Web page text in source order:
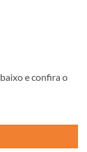
e confira o